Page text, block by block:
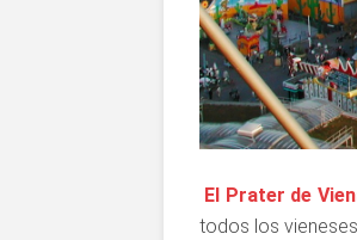
El Prater de
todos los